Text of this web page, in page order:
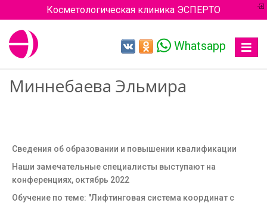
Косметологическая клиника ЭСПЕРТО
Toggle
Whatsapp
Миннебаева Эльмира
Сведения об образовании и повышении квалификации
Наши замечательные специалисты выступают на
конференциях, октябрь 2022
Обучение по теме: "Лифтинговая система координат с